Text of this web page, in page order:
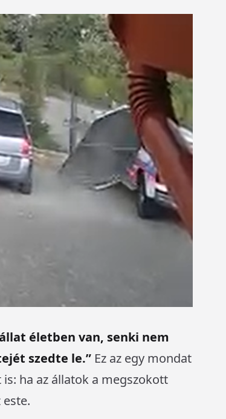
életben van, senki nem
szedte le.” Ez az egy mondat
ha az állatok a megszokott